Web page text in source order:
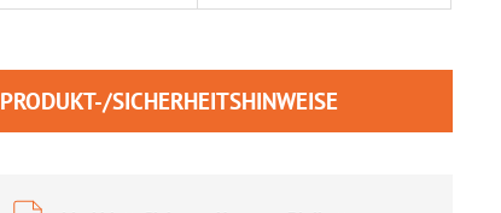
PRODUKT-/SICHERHEITSHINWEISE